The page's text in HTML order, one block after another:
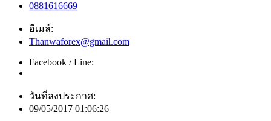
0881616669
อีเมล์:
Thanwaforex@gmail.com
Facebook / Line:
วันที่ลงประกาศ:
09/05/2017 01:06:26